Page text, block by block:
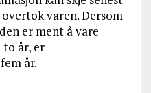
varen. Dersom
er ment å vare
to år, er
år.